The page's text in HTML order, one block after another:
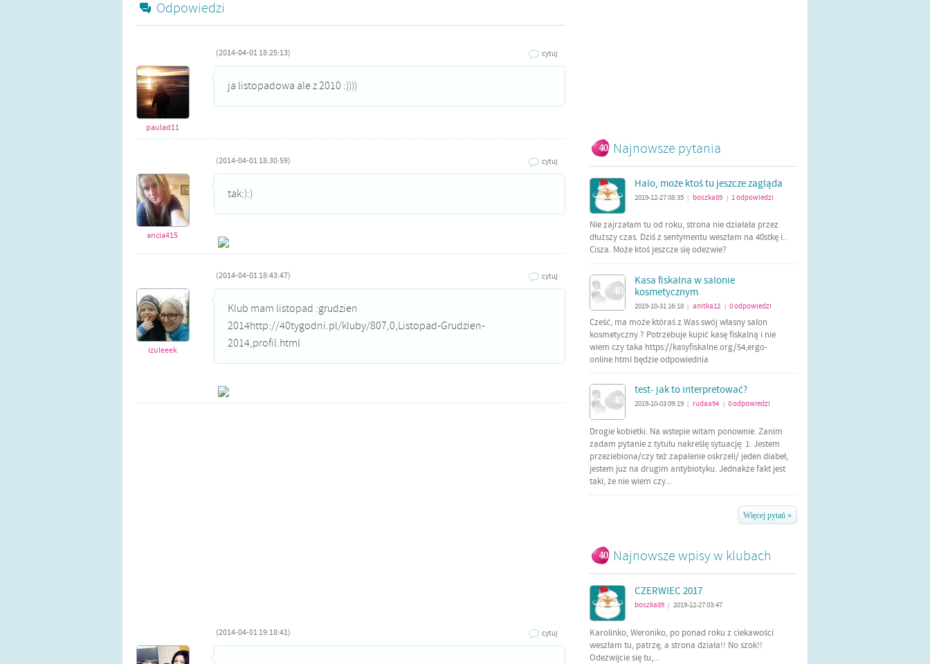
Odpowiedzi
(2014-04-01 18:25:13) cytuj
paulad11
ja listopadowa ale z 2010 :))))
(2014-04-01 18:30:59) cytuj
ancia415
tak:):)
(2014-04-01 18:43:47) cytuj
izuleeek
Klub mam listopad :grudzien
2014http://40tygodni.pl/kluby/807,0,Listopad-Grudzien-
2014,profil.html
(2014-04-01 19:18:41) cytuj
Najnowsze pytania
Halo, może ktoś tu jeszcze zagląda
2019-12-27 08:35 boszka89 1odpowiedzi
Nie zajrzałam tu od roku, strona nie działała przez
dłuższy czas. Dziś z sentymentu weszłam na 40stkę i..
Cisza. Może ktoś jeszcze się odezwie?
Kasa fiskalna w salonie
kosmetycznym
2019-10-31 16:18 anitka12 0odpowiedzi
Cześć, ma może któraś z Was swój własny salon
kosmetyczny ? Potrzebuje kupić kasę fiskalną i nie
wiem czy taka https://kasyfiskalne.org/54,ergo-
online.html będzie odpowiednia
test- jak to interpretować?
2019-10-03 09:19 rudaa94 0odpowiedzi
Drogie kobietki. Na wstepie witam ponownie. Zanim
zadam pytanie z tytułu nakreślę sytuację: 1. Jestem
przeziebiona/czy też zapalenie oskrzeli/ jeden diabeł,
jestem juz na drugim antybiotyku. Jednakże fakt jest
taki, że nie wiem czy...
Więcej pytań »
Najnowsze wpisy w klubach
CZERWIEC 2017
boszka89 2019-12-27 03:47
Karolinko, Weroniko, po ponad roku z ciekawości
weszłam tu, patrzę, a strona działa!! No szok!!
Odezwijcie się tu,...